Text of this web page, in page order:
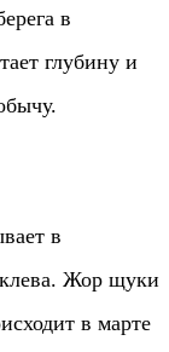
в
глубину и
в
Жор щуки
в марте